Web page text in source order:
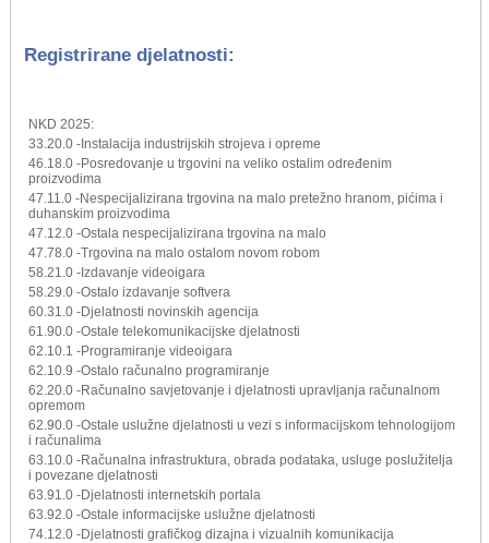
Registrirane djelatnosti:
NKD 2025:
33.20.0 -Instalacija industrijskih strojeva i opreme
46.18.0 -Posredovanje u trgovini na veliko ostalim određenim
proizvodima
47.11.0 -Nespecijalizirana trgovina na malo pretežno hranom, pićima i
duhanskim proizvodima
47.12.0 -Ostala nespecijalizirana trgovina na malo
47.78.0 -Trgovina na malo ostalom novom robom
58.21.0 -Izdavanje videoigara
58.29.0 -Ostalo izdavanje softvera
60.31.0 -Djelatnosti novinskih agencija
61.90.0 -Ostale telekomunikacijske djelatnosti
62.10.1 -Programiranje videoigara
62.10.9 -Ostalo računalno programiranje
62.20.0 -Računalno savjetovanje i djelatnosti upravljanja računalnom
opremom
62.90.0 -Ostale uslužne djelatnosti u vezi s informacijskom tehnologijom
i računalima
63.10.0 -Računalna infrastruktura, obrada podataka, usluge poslužitelja
i povezane djelatnosti
63.91.0 -Djelatnosti internetskih portala
63.92.0 -Ostale informacijske uslužne djelatnosti
74.12.0 -Djelatnosti grafičkog dizajna i vizualnih komunikacija